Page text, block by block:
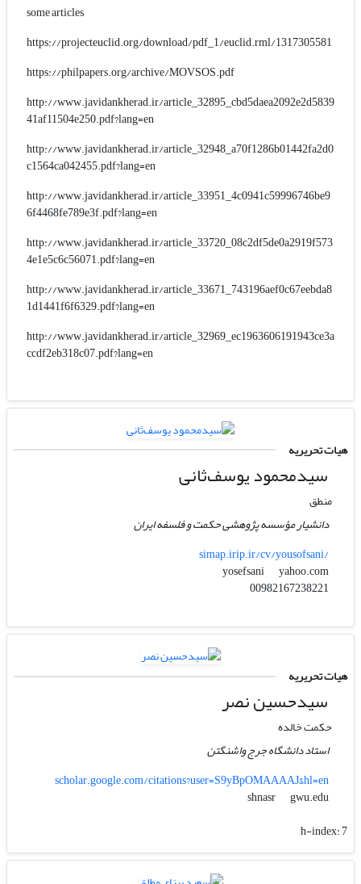
some articles
https://projecteuclid.org/download/pdf_1/euclid.rml/1317305581
https://philpapers.org/archive/MOVSOS.pdf
http://www.javidankherad.ir/article_32895_cbd5daea2092e2d5839
41af11504e250.pdf?lang=en
http://www.javidankherad.ir/article_32948_a70f1286b01442fa2d0
c1564ca042455.pdf?lang=en
http://www.javidankherad.ir/article_33951_4c0941c59996746be9
6f4468fe789e3f.pdf?lang=en
http://www.javidankherad.ir/article_33720_08c2df5de0a2919f573
4e1e5c6c56071.pdf?lang=en
http://www.javidankherad.ir/article_33671_743196aef0c67eebda8
1d1441f6f6329.pdf?lang=en
http://www.javidankherad.ir/article_32969_ec1963606191943ce3a
ccdf2eb318c07.pdf?lang=en
هیات تحریریه
سیدمحمود یوسف‌ثانی
منطق
دانشیار مؤسسه پژوهشی حکمت و فلسفه ایران
simap.irip.ir/cv/yousofsani/
yosefsani
yahoo.com
هیات تحریریه
سید‌حسین نصر
حکمت خالده
استاد دانشگاه جرج واشنگتن
scholar.google.com/citations?user=S9yBpOMAAAAJ&hl=en
shnasr
gwu.edu
h-index:7